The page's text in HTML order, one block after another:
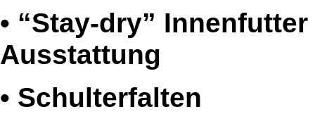
• “Stay-dry”
Ausstattung
• Schulterfalten